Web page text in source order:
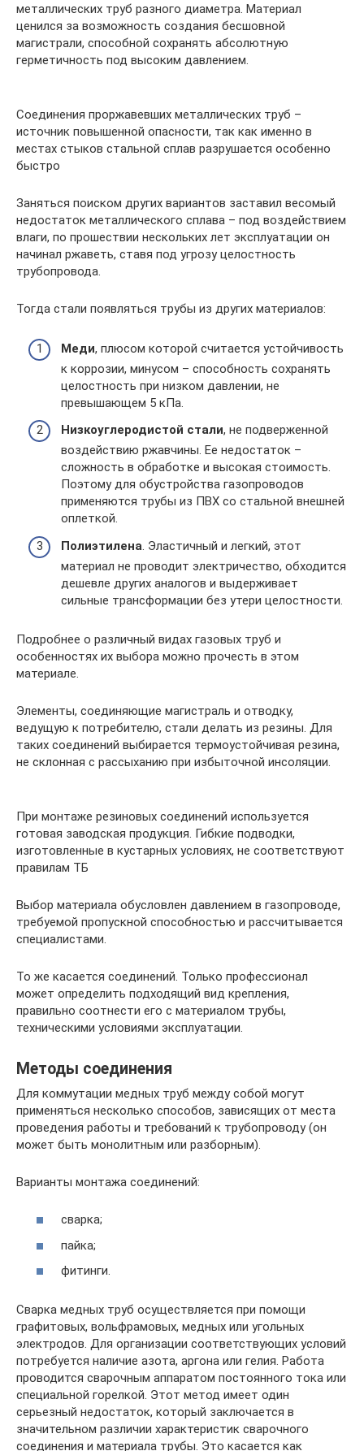
металлических труб разного диаметра. Материал
ценился за возможность создания бесшовной
магистрали, способной сохранять абсолютную
герметичность под высоким давлением.
Соединения проржавевших металлических труб –
источник повышенной опасности, так как именно в
местах стыков стальной сплав разрушается особенно
быстро
Заняться поиском других вариантов заставил весомый
недостаток металлического сплава – под воздействием
влаги, по прошествии нескольких лет эксплуатации он
начинал ржаветь, ставя под угрозу целостность
трубопровода.
Тогда стали появляться трубы из других материалов:
Меди, плюсом которой считается устойчивость
к коррозии, минусом – способность сохранять
целостность при низком давлении, не
превышающем 5 кПа.
Низкоуглеродистой стали, не подверженной
воздействию ржавчины. Ее недостаток –
сложность в обработке и высокая стоимость.
Поэтому для обустройства газопроводов
применяются трубы из ПВХ со стальной внешней
оплеткой.
Полиэтилена . Эластичный и легкий, этот
материал не проводит электричество, обходится
дешевле других аналогов и выдерживает
сильные трансформации без утери целостности.
Подробнее о различный видах газовых труб и
особенностях их выбора можно прочесть в этом
материале.
Элементы, соединяющие магистраль и отводку,
ведущую к потребителю, стали делать из резины. Для
таких соединений выбирается термоустойчивая резина,
не склонная с рассыханию при избыточной инсоляции.
При монтаже резиновых соединений используется
готовая заводская продукция. Гибкие подводки,
изготовленные в кустарных условиях, не соответствуют
правилам ТБ
Выбор материала обусловлен давлением в газопроводе,
требуемой пропускной способностью и рассчитывается
специалистами.
То же касается соединений. Только профессионал
может определить подходящий вид крепления,
правильно соотнести его с материалом трубы,
техническими условиями эксплуатации.
Методы соединения
Для коммутации медных труб между собой могут
применяться несколько способов, зависящих от места
проведения работы и требований к трубопроводу (он
может быть монолитным или разборным).
Варианты монтажа соединений:
сварка;
пайка;
фитинги.
Сварка медных труб осуществляется при помощи
графитовых, вольфрамовых, медных или угольных
электродов. Для организации соответствующих условий
потребуется наличие азота, аргона или гелия. Работа
проводится сварочным аппаратом постоянного тока или
специальной горелкой. Этот метод имеет один
серьезный недостаток, который заключается в
значительном различии характеристик сварочного
соединения и материала трубы. Это касается как